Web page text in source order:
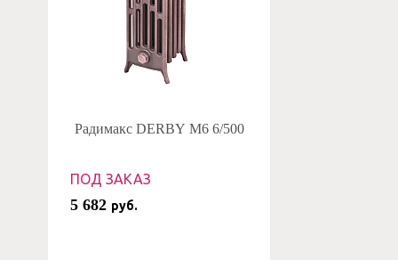
Радимакс DERBY M6 6/500
ПОД ЗАКАЗ
5 682 руб.